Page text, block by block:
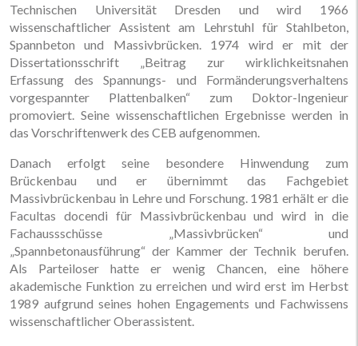
Technischen Universität Dresden und wird 1966
wissenschaftlicher Assistent am Lehrstuhl für Stahlbeton,
Spannbeton und Massivbrücken. 1974 wird er mit der
Dissertationsschrift „Beitrag zur wirklichkeitsnahen
Erfassung des Spannungs- und Formänderungsverhaltens
vorgespannter Plattenbalken“ zum Doktor-Ingenieur
promoviert. Seine wissenschaftlichen Ergebnisse werden in
das Vorschriftenwerk des CEB aufgenommen.
Danach erfolgt seine besondere Hinwendung zum
Brückenbau und er übernimmt das Fachgebiet
Massivbrückenbau in Lehre und Forschung. 1981 erhält er die
Facultas docendi für Massivbrückenbau und wird in die
Fachaussschüsse „Massivbrücken“ und
„Spannbetonausführung“ der Kammer der Technik berufen.
Als Parteiloser hatte er wenig Chancen, eine höhere
akademische Funktion zu erreichen und wird erst im Herbst
1989 aufgrund seines hohen Engagements und Fachwissens
wissenschaftlicher Oberassistent.